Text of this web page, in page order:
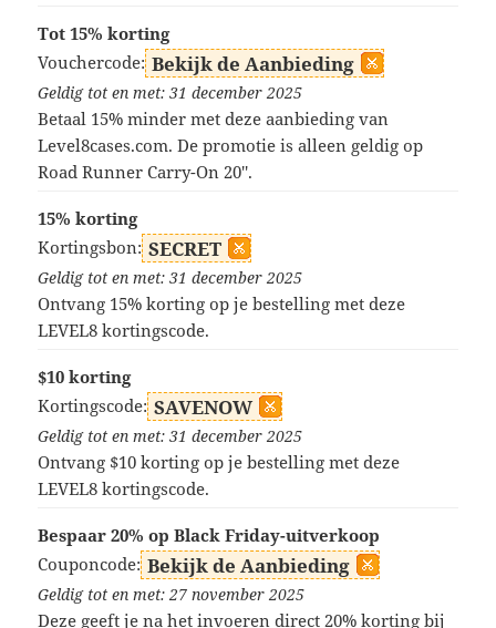
Tot 15% korting
Vouchercode: Bekijk de Aanbieding
Geldig tot en met: 31 december 2025
Betaal 15% minder met deze aanbieding van
Level8cases.com. De promotie is alleen geldig op
Road Runner Carry-On 20''.
15% korting
Kortingsbon: SECRET
Geldig tot en met: 31 december 2025
Ontvang 15% korting op je bestelling met deze
LEVEL8 kortingscode.
$10 korting
Kortingscode: SAVENOW
Geldig tot en met: 31 december 2025
Ontvang $10 korting op je bestelling met deze
LEVEL8 kortingscode.
Bespaar 20% op Black Friday-uitverkoop
Couponcode: Bekijk de Aanbieding
Geldig tot en met: 27 november 2025
Deze geeft je na het invoeren direct 20% korting bij